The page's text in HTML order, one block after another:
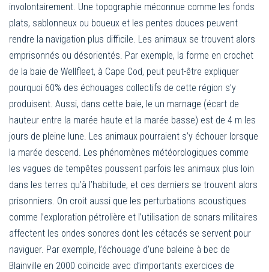
involontairement. Une topographie méconnue comme les fonds
plats, sablonneux ou boueux et les pentes douces peuvent
rendre la navigation plus difficile. Les animaux se trouvent alors
emprisonnés ou désorientés. Par exemple, la forme en crochet
de la baie de Wellfleet, à Cape Cod, peut peut-être expliquer
pourquoi 60% des échouages collectifs de cette région s’y
produisent. Aussi, dans cette baie, le un marnage (écart de
hauteur entre la marée haute et la marée basse) est de 4 m les
jours de pleine lune. Les animaux pourraient s’y échouer lorsque
la marée descend. Les phénomènes météorologiques comme
les vagues de tempêtes poussent parfois les animaux plus loin
dans les terres qu’à l’habitude, et ces derniers se trouvent alors
prisonniers. On croit aussi que les perturbations acoustiques
comme l’exploration pétrolière et l’utilisation de sonars militaires
affectent les ondes sonores dont les cétacés se servent pour
naviguer. Par exemple, l’échouage d’une baleine à bec de
Blainville en 2000 coïncide avec d’importants exercices de